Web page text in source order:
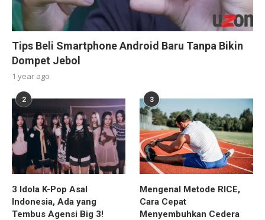
Tips Beli Smartphone Android Baru Tanpa Bikin
Dompet Jebol
1 year ago
2
3 Idola K-Pop Asal
Indonesia, Ada yang
Tembus Agensi Big 3!
3
Mengenal Metode RICE,
Cara Cepat
Menyembuhkan Cedera